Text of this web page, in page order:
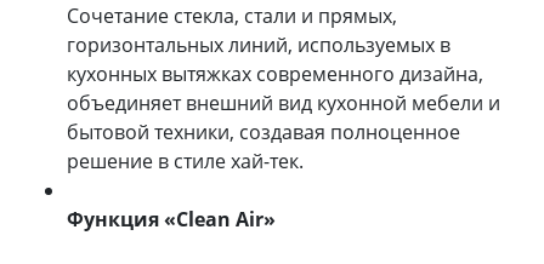
Сочетание стекла, стали и прямых,
горизонтальных линий, используемых в
кухонных вытяжках современного дизайна,
объединяет внешний вид кухонной мебели и
бытовой техники, создавая полноценное
решение в стиле хай-тек.
Функция «Clean Air»